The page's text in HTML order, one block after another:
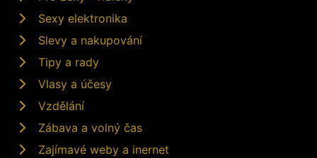
Sexy elektronika
Slevy a nakupování
Tipy a rady
Vlasy a účesy
Vzdělání
Zábava a volný čas
Zajímavé weby a inernet